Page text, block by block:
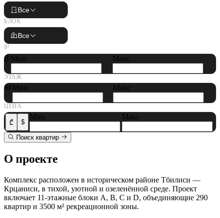
Все
БЛОК
Все
Მ²
მ²Мин Макс
ЭТАЖ
Мин Макс
ЦЕНА
₾ $
Мин Макс
Поиск квартир
О проекте
Комплекс расположен в историческом районе Тбилиси —
Крцаниси, в тихой, уютной и озеленённой среде. Проект
включает 11-этажные блоки A, B, C и D, объединяющие 290
квартир и 3500 м² рекреационной зоны.